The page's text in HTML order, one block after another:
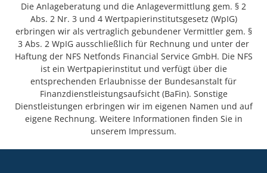
Die Anlageberatung und die Anlagevermittlung gem. § 2
Abs. 2 Nr. 3 und 4 Wertpapierinstitutsgesetz (WpIG)
erbringen wir als vertraglich gebundener Vermittler gem. §
3 Abs. 2 WpIG ausschließlich für Rechnung und unter der
Haftung der NFS Netfonds Financial Service GmbH. Die NFS
ist ein Wertpapierinstitut und verfügt über die
entsprechenden Erlaubnisse der Bundesanstalt für
Finanzdienstleistungsaufsicht (BaFin). Sonstige
Dienstleistungen erbringen wir im eigenen Namen und auf
eigene Rechnung. Weitere Informationen finden Sie in
unserem Impressum.